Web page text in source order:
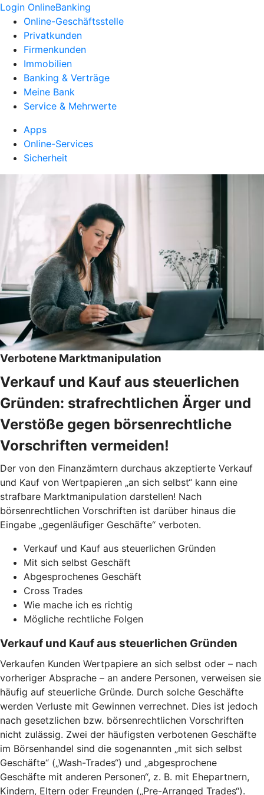
Login OnlineBanking
Online-Geschäftsstelle
Privatkunden
Firmenkunden
Immobilien
Banking & Verträge
Meine Bank
Service & Mehrwerte
Apps
Online-Services
Sicherheit
Verbotene Marktmanipulation
Verkauf und Kauf aus steuerlichen
Gründen: strafrechtlichen Ärger und
Verstöße gegen börsenrechtliche
Vorschriften vermeiden!
Der von den Finanzämtern durchaus akzeptierte Verkauf
und Kauf von Wertpapieren „an sich selbst“ kann eine
strafbare Marktmanipulation darstellen! Nach
börsenrechtlichen Vorschriften ist darüber hinaus die
Eingabe „gegenläufiger Geschäfte“ verboten.
Verkauf und Kauf aus steuerlichen Gründen
Mit sich selbst Geschäft
Abgesprochenes Geschäft
Cross Trades
Wie mache ich es richtig
Mögliche rechtliche Folgen
Verkauf und Kauf aus steuerlichen Gründen
Verkaufen Kunden Wertpapiere an sich selbst oder – nach
vorheriger Absprache – an andere Personen, verweisen sie
häufig auf steuerliche Gründe. Durch solche Geschäfte
werden Verluste mit Gewinnen verrechnet. Dies ist jedoch
nach gesetzlichen bzw. börsenrechtlichen Vorschriften
nicht zulässig. Zwei der häufigsten verbotenen Geschäfte
im Börsenhandel sind die sogenannten „mit sich selbst
Geschäfte“ („Wash-Trades“) und „abgesprochene
Geschäfte mit anderen Personen“, z. B. mit Ehepartnern,
Kindern, Eltern oder Freunden („Pre-Arranged Trades“).